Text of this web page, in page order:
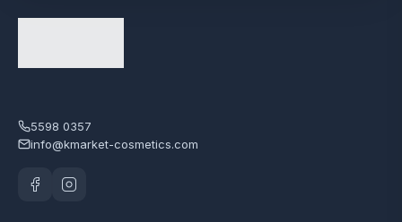
5598 0357
info@kmarket-cosmetics.com